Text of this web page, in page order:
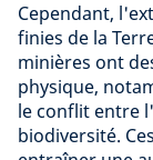
Cependant,
finies de la
minières ont
physique,
le conflit entre
biodiversité.